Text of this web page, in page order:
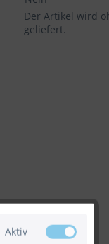
Der Artikel wird
geliefert.
Aktiv